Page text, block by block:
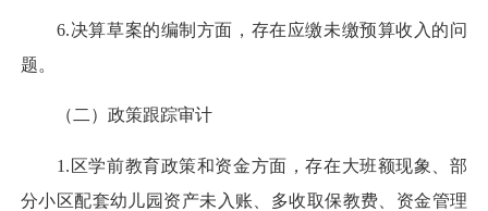
6.决算草案的编制方面，存在应缴未缴预算收入的问
题。
（二）政策跟踪审计
1.区学前教育政策和资金方面，存在大班额现象、部
分小区配套幼儿园资产未入账、多收取保教费、资金管理